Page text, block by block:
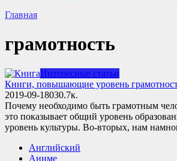
Главная
грамотность
Интересные статьи
Книги, повышающие уровень
2019-09-18030.7к.
Почему необходимо быть грамотным
это показывает общий уровень
уровень культуры. Во-вторых, нам
Английский
Аниме